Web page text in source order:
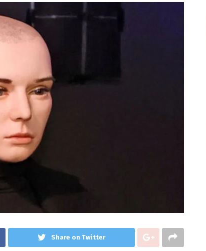
Share on Twitter